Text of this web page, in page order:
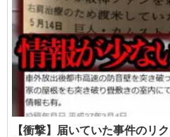
【衝撃】届いていた事件のリ